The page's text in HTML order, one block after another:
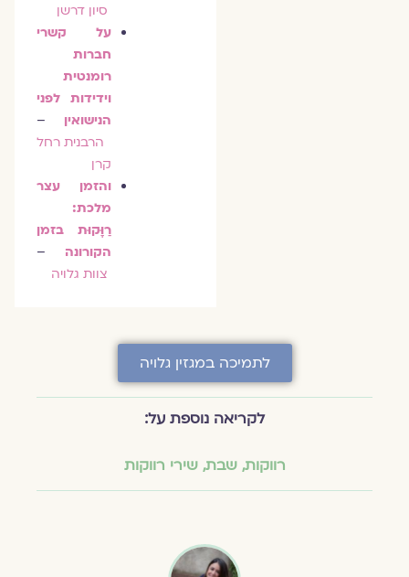
סיון דרשן
על קשרי
חברות
רומנטית
וידידות לפני
הנישואין–
הרבנית רחל
קרן
והזמן עצר
מלכת:
רַוָּקוּת בזמן
הקורונה–
צוות גלויה
לתמיכה במגזין גלויה
לקריאה נוספת על:
רווקות,שבת,שירי רווקות